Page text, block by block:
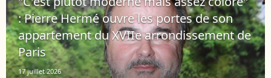
: Pierre Hermé ouvre les portes de son
appartement du XVIIe arrondissement de
Paris
17 juillet 2026